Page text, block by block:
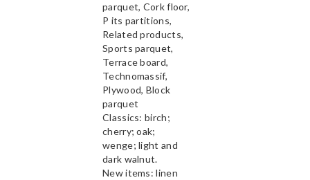
parquet, Cork floor,
P its partitions,
Related products,
Sports parquet,
Terrace board,
Technomassif,
Plywood, Block
parquet
Classics: birch;
cherry; oak;
wenge; light and
dark walnut.
New items: linen